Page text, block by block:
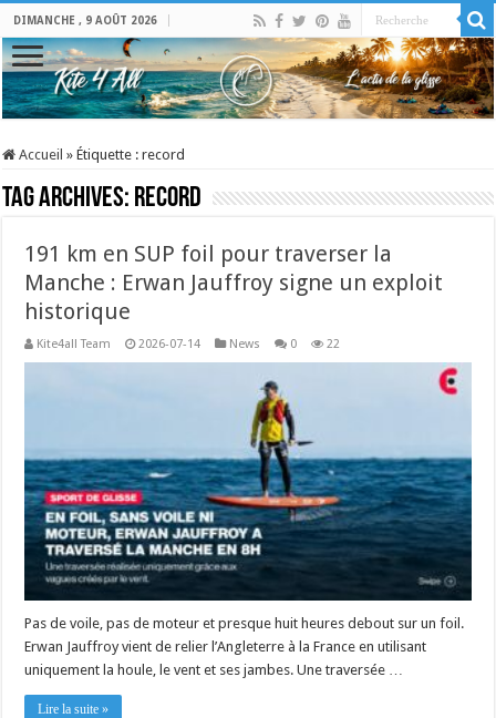
DIMANCHE , 9 AOÛT 2026
Accueil » Étiquette :record
Tag Archives: record
191 km en SUP foil pour traverser la
Manche : Erwan Jauffroy signe un exploit
historique
Kite4all Team 2026-07-14 News 0 22
Pas de voile, pas de moteur et presque huit heures debout sur un foil.
Erwan Jauffroy vient de relier l’Angleterre à la France en utilisant
uniquement la houle, le vent et ses jambes. Une traversée …
Lire la suite »